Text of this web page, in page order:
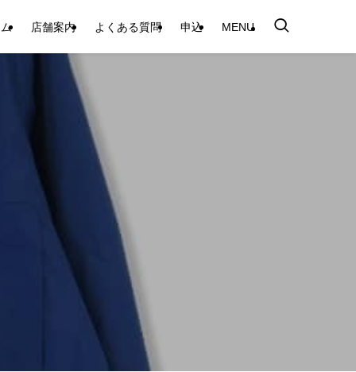
店舗案内 よくある質問 申込 MENU